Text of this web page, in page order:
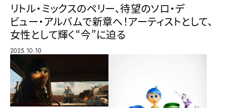
リトル・ミックスのペリー、待望のソロ・デ
ビュー・アルバムで新章へ！アーティストとして、
女性として輝く“今”に迫る
2025.10.10